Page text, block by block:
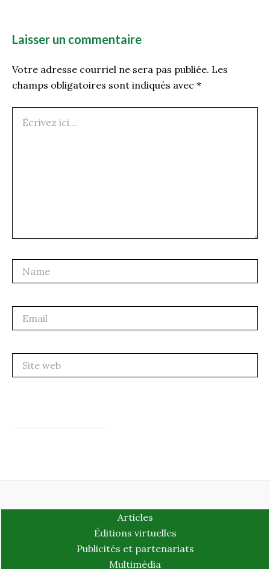
Laisser un commentaire
Votre adresse courriel ne sera pas publiée. Les
champs obligatoires sont indiqués avec *
ici…
web
Articles
Éditions virtuelles
Publicités et partenariats
Multimédia